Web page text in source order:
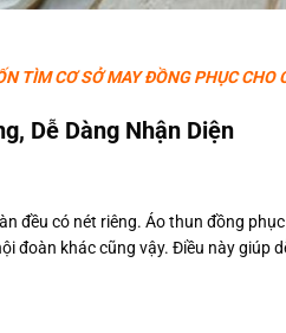
TÌM CƠ SỞ MAY ĐỒNG PHỤC CHO
Dễ Dàng Nhận Diện
đều có nét riêng. Áo thun đồng
đoàn khác cũng vậy. Điều này giúp